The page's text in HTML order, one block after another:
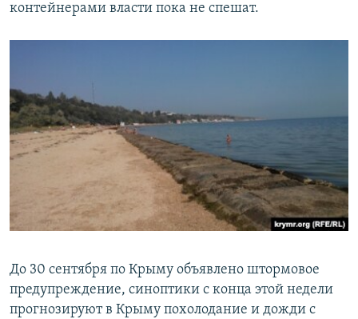
контейнерами власти пока не спешат.
До 30 сентября по Крыму объявлено штормовое
предупреждение, синоптики с конца этой недели
прогнозируют в Крыму похолодание и дожди с